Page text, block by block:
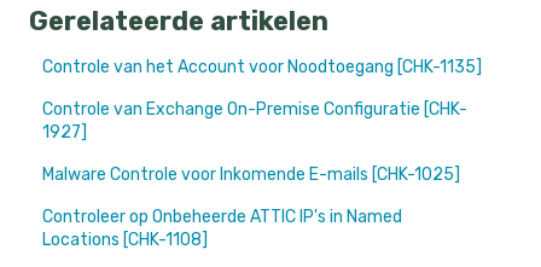
Gerelateerde artikelen
Controle van het Account voor Noodtoegang [CHK-1135]
Controle van Exchange On-Premise Configuratie [CHK-
1927]
Malware Controle voor Inkomende E-mails [CHK-1025]
Controleer op Onbeheerde ATTIC IP's in Named
Locations [CHK-1108]